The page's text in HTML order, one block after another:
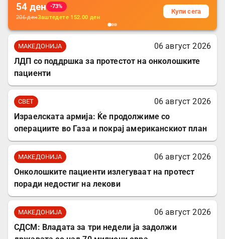
54 ден
-73%
206денЗаштедете 152.00 ден
Купи сега
МАКЕДОНИЈА
06 август 2026
ЛДП со поддршка за протестот на онколошките
пациенти
СВЕТ
06 август 2026
Израелската армија: Ќе продолжиме со
операциите во Газа и покрај американскиот план
МАКЕДОНИЈА
06 август 2026
Онколошките пациенти излегуваат на протест
поради недостиг на лекови
МАКЕДОНИЈА
06 август 2026
СДСМ: Владата за три недели ја задолжи